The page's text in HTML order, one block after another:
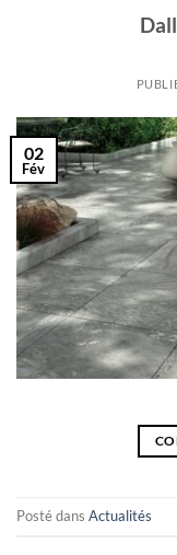
02
Fév
Posté dans Actualités